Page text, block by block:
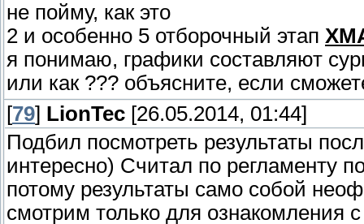
не пойму, как это
2 и особенно 5 отборочный этап
я понимаю, графики составляют
или как ??? объясните, если
[79] LionTec [26.05.2014, 01:44]
Подбил посмотреть результаты
интересно) Считал по регламенту
потому результаты само собой
смотрим только для ознакомления